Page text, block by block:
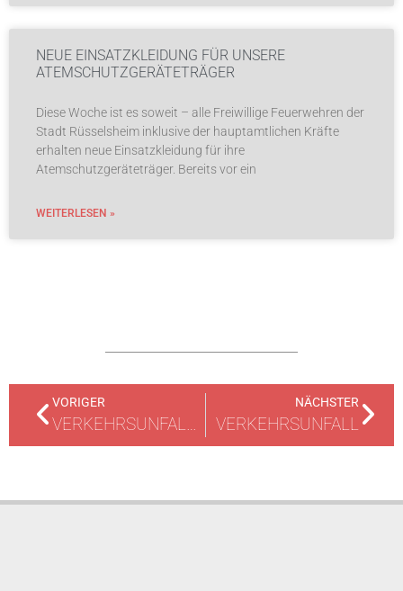
NEUE EINSATZKLEIDUNG FÜR UNSERE
ATEMSCHUTZGERÄTETRÄGER
Diese Woche ist es soweit – alle Freiwillige Feuerwehren der
Stadt Rüsselsheim inklusive der hauptamtlichen Kräfte
erhalten neue Einsatzkleidung für ihre
Atemschutzgeräteträger. Bereits vor ein
WEITERLESEN »
VORIGER
VERKEHRSUNFALL MIT ZWEI PKW
NÄCHSTER
VERKEHRSUNFALL